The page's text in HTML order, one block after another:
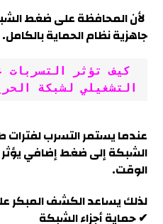
لأن المحافظة على ضغط
جاهزية نظام الحماية بالكامل.
التشغيلي لشبكة
عندما يستمر التسرب
الشبكة إلى ضغط إضافي
الوقت.
لذلك يساعد الكشف المبكر
✔ حماية أجزاء الشبكة